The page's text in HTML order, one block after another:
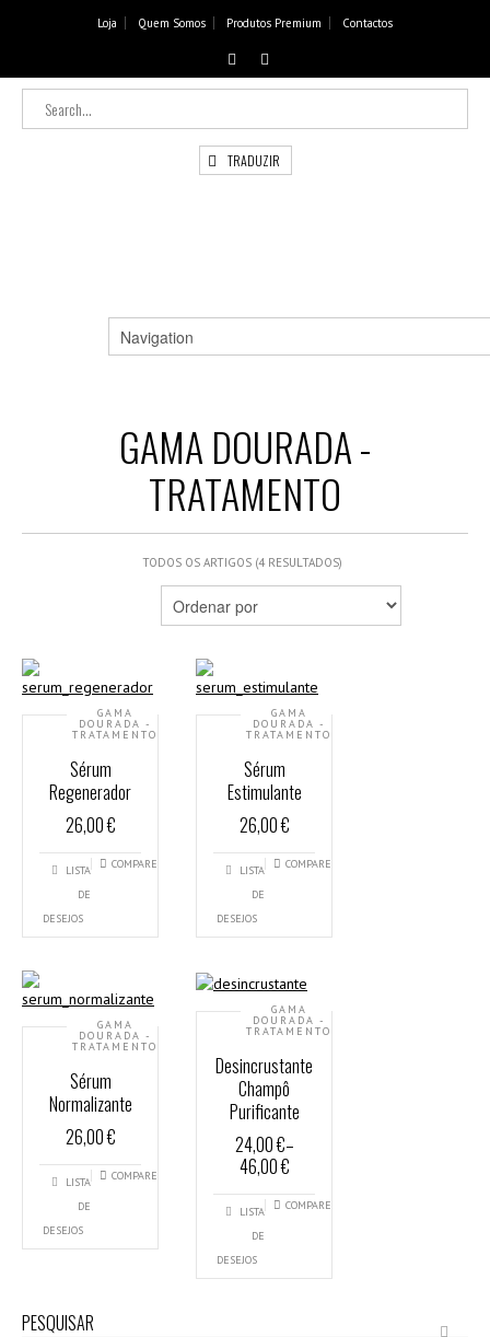
Loja Quem Somos Produtos Premium Contactos
TRADUZIR
GAMA DOURADA -
TRATAMENTO
TODOS OS ARTIGOS (4 RESULTADOS)
GAMA
DOURADA -
TRATAMENTO
Sérum
Regenerador
26,00 €
LISTA
DE
DESEJOS
COMPARE
GAMA
DOURADA -
TRATAMENTO
Sérum
Estimulante
26,00 €
LISTA
DE
DESEJOS
COMPARE
GAMA
DOURADA -
TRATAMENTO
Sérum
Normalizante
26,00 €
LISTA
DE
DESEJOS
COMPARE
GAMA
DOURADA -
TRATAMENTO
Desincrustante
Champô
Purificante
24,00 €–
46,00 €
LISTA
DE
DESEJOS
COMPARE
PESQUISAR